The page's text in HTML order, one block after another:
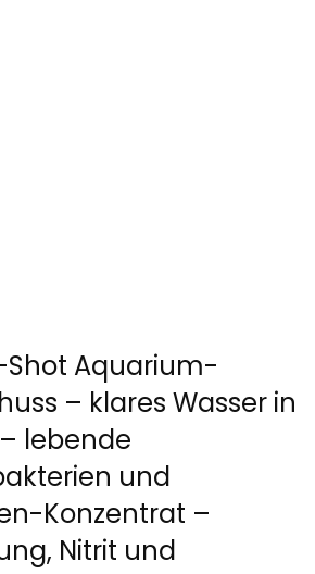
Shot Aquarium-
– klares Wasser in
lebende
und
Konzentrat –
Nitrit und